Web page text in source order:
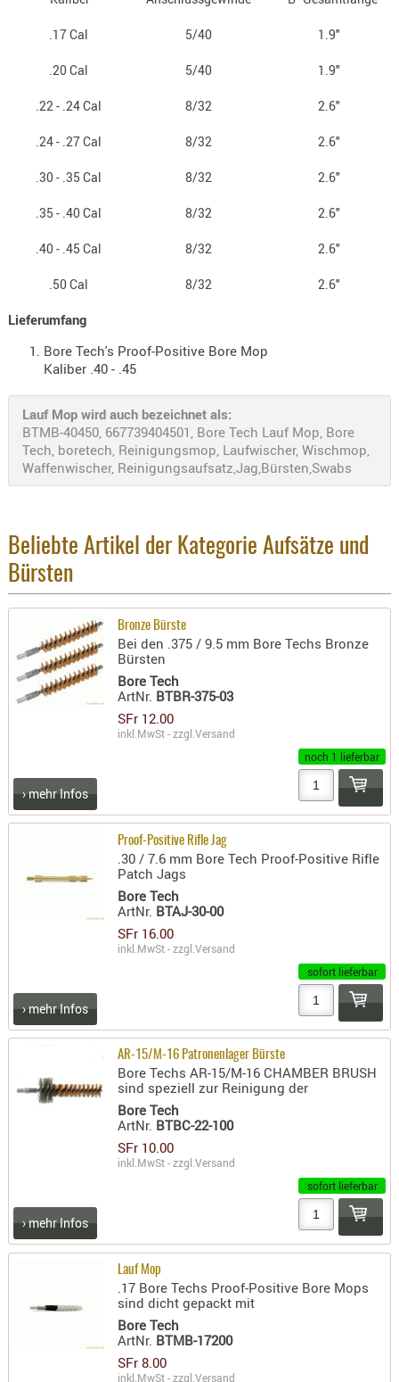
UND
BÜRSTEN
PELLETS
CHASSIS
SCHÄFTE
ZUBEHÖR
RAILS
RIEMEN
.17 Cal 5/40 1.9"
.20 Cal 5/40 1.9"
.22 - .24 Cal 8/32 2.6"
.24 - .27 Cal 8/32 2.6"
.30 - .35 Cal 8/32 2.6"
.35 - .40 Cal 8/32 2.6"
.40 - .45 Cal 8/32 2.6"
.50 Cal 8/32 2.6"
Lieferumfang
Bore Tech's Proof-Positive Bore Mop
Kaliber .40 - .45
Lauf Mop wird auch bezeichnet als:
BTMB-40450, 667739404501, Bore Tech Lauf Mop, Bore
Tech, boretech, Reinigungsmop, Laufwischer, Wischmop,
Waffenwischer, Reinigungsaufsatz,Jag,Bürsten,Swabs
Beliebte Artikel der Kategorie Aufsätze und
Bürsten
Bronze Bürste
Bei den .375 / 9.5 mm Bore Techs Bronze
Bürsten
Bore Tech
ArtNr. BTBR-375-03
SFr 12.00
inkl.MwSt - zzgl.Versand
noch 1 lieferbar
› mehr Infos
Proof-Positive Rifle Jag
.30 / 7.6 mm Bore Tech Proof-Positive Rifle
Patch Jags
Bore Tech
ArtNr. BTAJ-30-00
SFr 16.00
inkl.MwSt - zzgl.Versand
sofort lieferbar
› mehr Infos
AR-15/M-16 Patronenlager Bürste
Bore Techs AR-15/M-16 CHAMBER BRUSH
sind speziell zur Reinigung der
Bore Tech
ArtNr. BTBC-22-100
SFr 10.00
inkl.MwSt - zzgl.Versand
sofort lieferbar
› mehr Infos
Lauf Mop
.17 Bore Techs Proof-Positive Bore Mops
sind dicht gepackt mit
Bore Tech
ArtNr. BTMB-17200
SFr 8.00
inkl.MwSt - zzgl.Versand